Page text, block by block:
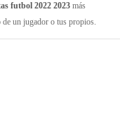
futbol 2022 2023 más
un jugador o tus propios.
en toda la web. Tenemos
compra diferente.